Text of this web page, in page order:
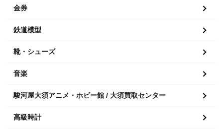
金券
鉄道模型
靴・シューズ
音楽
駿河屋大須アニメ・ホビー館 / 大須買取センター
高級時計